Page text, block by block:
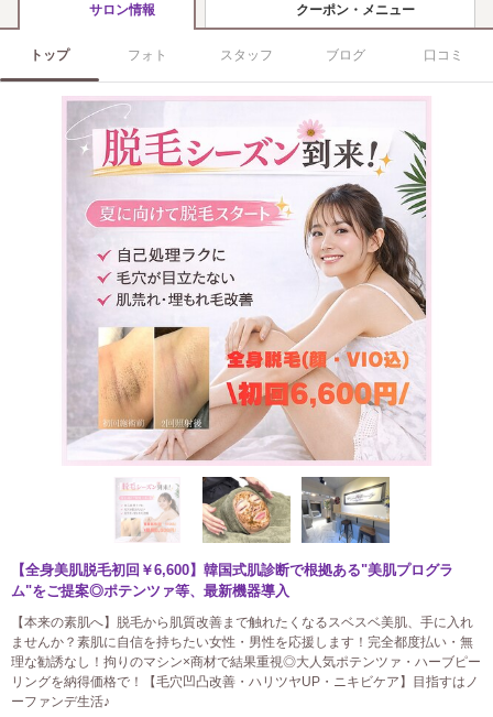
サロン情報 クーポン・メニュー
トップ フォト スタッフ ブログ 口コミ
【全身美肌脱毛初回￥6,600】韓国式肌診断で根拠ある"美肌プログラ
ム"をご提案◎ポテンツァ等、最新機器導入
【本来の素肌へ】脱毛から肌質改善まで触れたくなるスベスベ美肌、手に入れ
ませんか？素肌に自信を持ちたい女性・男性を応援します！完全都度払い・無
理な勧誘なし！拘りのマシン×商材で結果重視◎大人気ポテンツァ・ハーブピー
リングを納得価格で！【毛穴凹凸改善・ハリツヤUP・ニキビケア】目指すはノ
ーファンデ生活♪